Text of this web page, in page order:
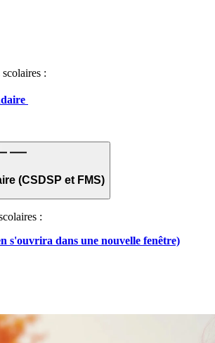
:
(CSDSP et FMS)
:
s'ouvrira dans une nouvelle fenêtre)